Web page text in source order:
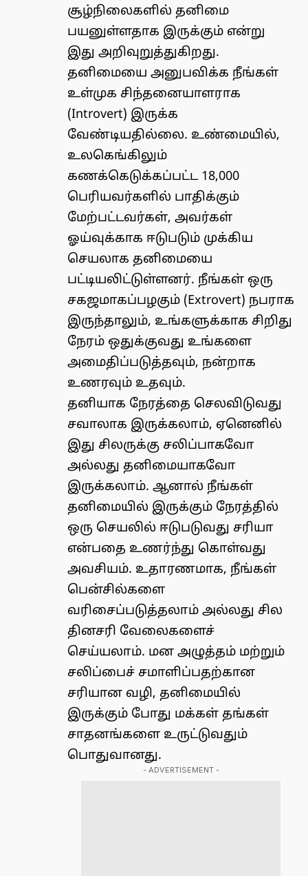
சூழ்நிலைகளில் தனிமை
பயனுள்ளதாக இருக்கும் என்று
இது அறிவுறுத்துகிறது.
தனிமையை அனுபவிக்க நீங்கள்
உள்முக சிந்தனையாளராக
(Introvert) இருக்க
வேண்டியதில்லை. உண்மையில்,
உலகெங்கிலும்
கணக்கெடுக்கப்பட்ட 18,000
பெரியவர்களில் பாதிக்கும்
மேற்பட்டவர்கள், அவர்கள்
ஓய்வுக்காக ஈடுபடும் முக்கிய
செயலாக தனிமையை
பட்டியலிட்டுள்ளனர். நீங்கள் ஒரு
சகஜமாகப்பழகும் (Extrovert) நபராக
இருந்தாலும், உங்களுக்காக சிறிது
நேரம் ஒதுக்குவது உங்களை
அமைதிப்படுத்தவும், நன்றாக
உணரவும் உதவும்.
தனியாக நேரத்தை செலவிடுவது
சவாலாக இருக்கலாம், ஏனெனில்
இது சிலருக்கு சலிப்பாகவோ
அல்லது தனிமையாகவோ
இருக்கலாம். ஆனால் நீங்கள்
தனிமையில் இருக்கும் நேரத்தில்
ஒரு செயலில் ஈடுபடுவது சரியா
என்பதை உணர்ந்து கொள்வது
அவசியம். உதாரணமாக, நீங்கள்
பென்சில்களை
வரிசைப்படுத்தலாம் அல்லது சில
தினசரி வேலைகளைச்
செய்யலாம். மன அழுத்தம் மற்றும்
சலிப்பைச் சமாளிப்பதற்கான
சரியான வழி, தனிமையில்
இருக்கும் போது மக்கள் தங்கள்
சாதனங்களை உருட்டுவதும்
பொதுவானது.
- ADVERTISEMENT -